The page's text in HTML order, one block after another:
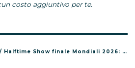
costo aggiuntivo per te.
/ Halftime Show finale Mondiali 2026: orario, dove vederlo e chi canta